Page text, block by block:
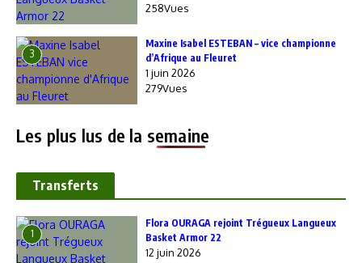
258Vues
3
Maxine Isabel ESTEBAN – vice championne
d’Afrique au Fleuret
1 juin 2026
279Vues
Les plus lus de la semaine
Transferts
1
Flora OURAGA rejoint Trégueux Langueux
Basket Armor 22
12 juin 2026